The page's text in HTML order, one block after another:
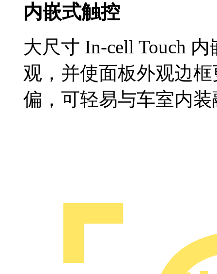
内嵌式触控
大尺寸 In-cell Touch
观，并使面板外观边
偏，可轻易与车室内